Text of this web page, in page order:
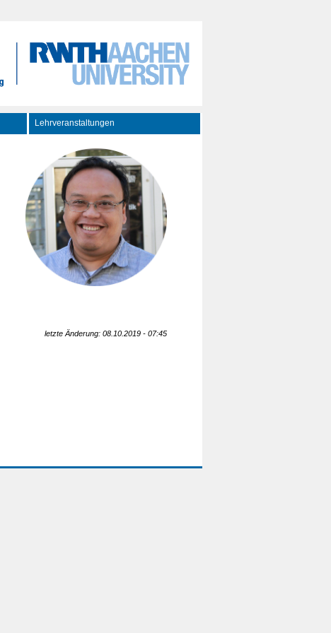
Lehrveranstaltungen
letzte Änderung: 08.10.2019 - 07:45